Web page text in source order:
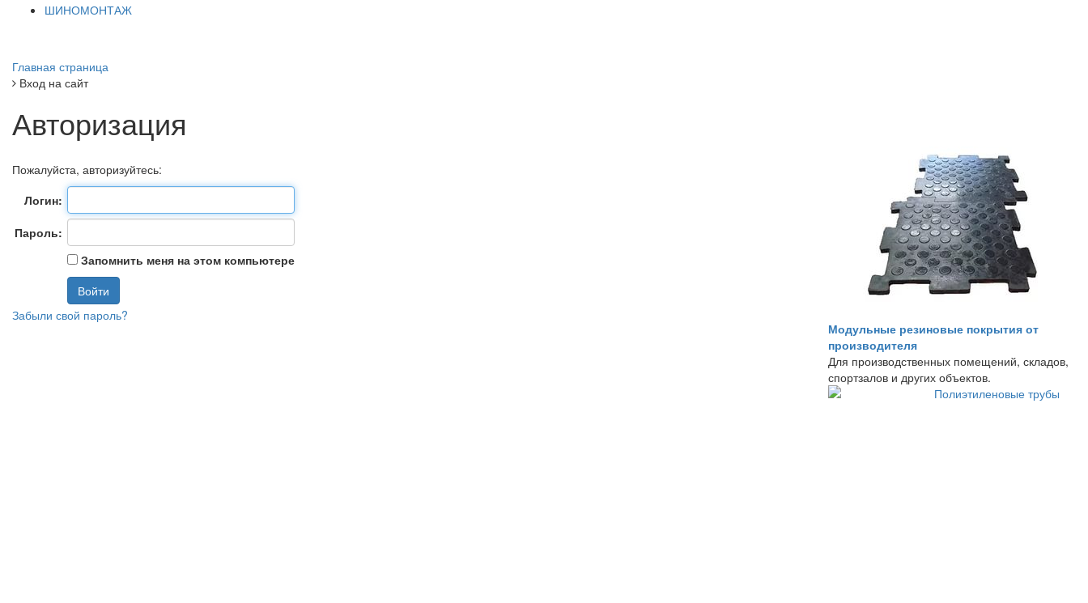
ШИНОМОНТАЖ
Главная страница
Вход на сайт
Авторизация
Пожалуйста, авторизуйтесь:
Логин:
Пароль:
Запомнить меня на этом компьютере
Забыли свой пароль?
Модульные резиновые покрытия от
производителя
Для производственных помещений, складов,
спортзалов и других объектов.